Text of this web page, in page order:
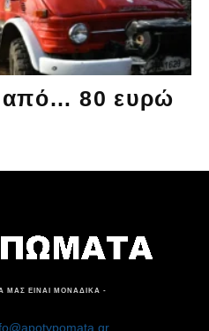
από… 80 ευρώ
ΜΑΣ ΕΙΝΑΙ ΜΟΝΑΔΙΚΑ -